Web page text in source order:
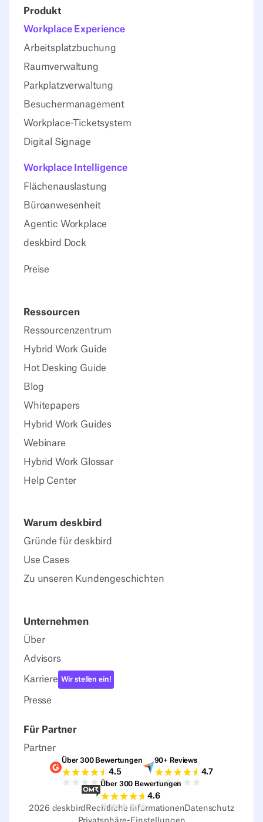
Produkt
Workplace Experience
Arbeitsplatzbuchung
Raumverwaltung
Parkplatzverwaltung
Besuchermanagement
Workplace-Ticketsystem
Digital Signage
Workplace Intelligence
Flächenauslastung
Büroanwesenheit
Agentic Workplace
deskbird Dock
Preise
Ressourcen
Ressourcenzentrum
Hybrid Work Guide
Hot Desking Guide
Blog
Whitepapers
Hybrid Work Guides
Webinare
Hybrid Work Glossar
Help Center
Warum deskbird
Gründe für deskbird
Use Cases
Zu unseren Kundengeschichten
Unternehmen
Über
Advisors
Karriere Wir stellen ein!
Presse
Für Partner
Partner
G2-Bewertungen
Über 300 Bewertungen
4.5
Capterra-
90+ Reviews
4.7
Sourceforge-Bewertungen
Über 300 Bewertungen
4.6
2026 deskbird Rechtliche InformationenDatenschutz